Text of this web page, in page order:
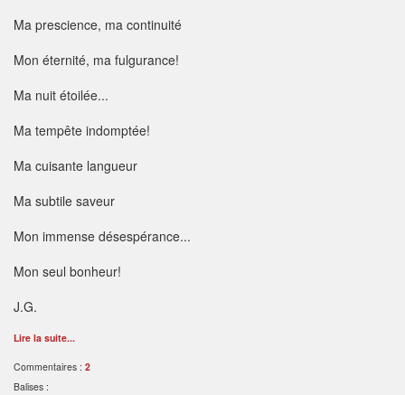
Ma prescience, ma continuité
Mon éternité, ma fulgurance!
Ma nuit étoilée...
Ma tempête indomptée!
Ma cuisante langueur
Ma subtile saveur
Mon immense désespérance...
Mon seul bonheur!
J.G.
Lire la suite...
Commentaires : 2
Balises :